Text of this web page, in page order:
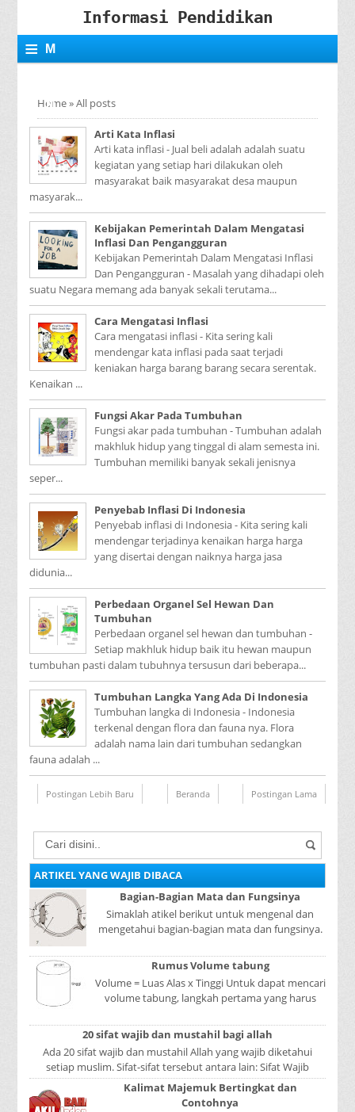
Informasi Pendidikan
≡ M
N
Home»All posts
Arti Kata Inflasi
Arti kata inflasi - Jual beli adalah adalah suatu
kegiatan yang setiap hari dilakukan oleh
masyarakat baik masyarakat desa maupun
masyarak...
Kebijakan Pemerintah Dalam Mengatasi
Inflasi Dan Pengangguran
Kebijakan Pemerintah Dalam Mengatasi Inflasi
Dan Pengangguran - Masalah yang dihadapi oleh
suatu Negara memang ada banyak sekali terutama...
Cara Mengatasi Inflasi
Cara mengatasi inflasi - Kita sering kali
mendengar kata inflasi pada saat terjadi
keniakan harga barang barang secara serentak.
Kenaikan ...
Fungsi Akar Pada Tumbuhan
Fungsi akar pada tumbuhan - Tumbuhan adalah
makhluk hidup yang tinggal di alam semesta ini.
Tumbuhan memiliki banyak sekali jenisnya
seper...
Penyebab Inflasi Di Indonesia
Penyebab inflasi di Indonesia - Kita sering kali
mendengar terjadinya kenaikan harga harga
yang disertai dengan naiknya harga jasa
didunia...
Perbedaan Organel Sel Hewan Dan
Tumbuhan
Perbedaan organel sel hewan dan tumbuhan -
Setiap makhluk hidup baik itu hewan maupun
tumbuhan pasti dalam tubuhnya tersusun dari beberapa...
Tumbuhan Langka Yang Ada Di Indonesia
Tumbuhan langka di Indonesia - Indonesia
terkenal dengan flora dan fauna nya. Flora
adalah nama lain dari tumbuhan sedangkan
fauna adalah ...
Postingan Lebih Baru Postingan Lama
Beranda
ARTIKEL YANG WAJIB DIBACA
Bagian-Bagian Mata dan Fungsinya
Simaklah atikel berikut untuk mengenal dan
mengetahui bagian-bagian mata dan fungsinya.
mer...
Rumus Volume tabung
Volume = Luas Alas x Tinggi Untuk dapat mencari
volume tabung, langkah pertama yang harus
tabun...
20 sifat wajib dan mustahil bagi allah
Ada 20 sifat wajib dan mustahil Allah yang wajib diketahui
setiap muslim. Sifat-sifat tersebut antara lain: Sifat Wajib
Tulisan A...
Kalimat Majemuk Bertingkat dan
Contohnya